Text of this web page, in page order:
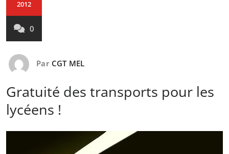
2012
0
Par CGT MEL
Gratuité des transports pour les
lycéens !